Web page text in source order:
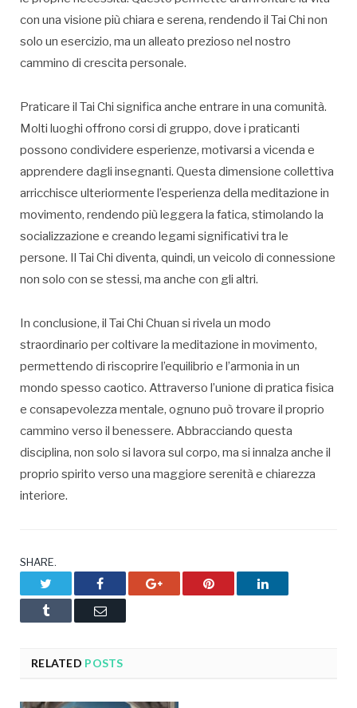
con una visione più chiara e serena, rendendo il Tai Chi non
solo un esercizio, ma un alleato prezioso nel nostro
cammino di crescita personale.
Praticare il Tai Chi significa anche entrare in una comunità.
Molti luoghi offrono corsi di gruppo, dove i praticanti
possono condividere esperienze, motivarsi a vicenda e
apprendere dagli insegnanti. Questa dimensione collettiva
arricchisce ulteriormente l’esperienza della meditazione in
movimento, rendendo più leggera la fatica, stimolando la
socializzazione e creando legami significativi tra le
persone. Il Tai Chi diventa, quindi, un veicolo di connessione
non solo con se stessi, ma anche con gli altri.
In conclusione, il Tai Chi Chuan si rivela un modo
straordinario per coltivare la meditazione in movimento,
permettendo di riscoprire l’equilibrio e l’armonia in un
mondo spesso caotico. Attraverso l’unione di pratica fisica
e consapevolezza mentale, ognuno può trovare il proprio
cammino verso il benessere. Abbracciando questa
disciplina, non solo si lavora sul corpo, ma si innalza anche il
proprio spirito verso una maggiore serenità e chiarezza
interiore.
SHARE.
Facebook Google+ Pinterest LinkedIn
Tumblr Email
RELATED POSTS